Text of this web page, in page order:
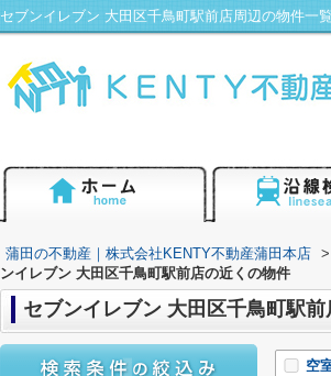
蒲田の不動産｜株式会社KENTY不動産蒲田本店 >
ンイレブン 大田区千鳥町駅前店の近くの物件
セブンイレブン 大田区千鳥町駅
空